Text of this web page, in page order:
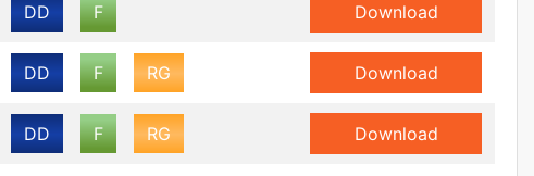
DD F Download
DD F RG Download
DD F RG Download